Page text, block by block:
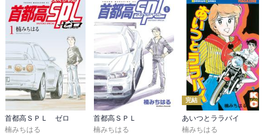
首都高ＳＰＬ ゼロ
楠みちはる
首都高ＳＰＬ
楠みちはる
完結
あいつとララバイ
楠みちはる